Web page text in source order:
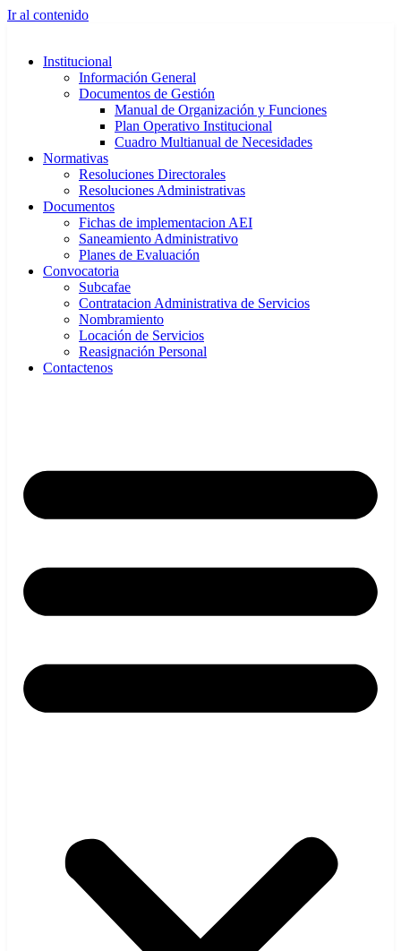
Ir al contenido
Institucional
Información General
Documentos de Gestión
Manual de Organización y Funciones
Plan Operativo Institucional
Cuadro Multianual de Necesidades
Normativas
Resoluciones Directorales
Resoluciones Administrativas
Documentos
Fichas de implementacion AEI
Saneamiento Administrativo
Planes de Evaluación
Convocatoria
Subcafae
Contratacion Administrativa de Servicios
Nombramiento
Locación de Servicios
Reasignación Personal
Contactenos